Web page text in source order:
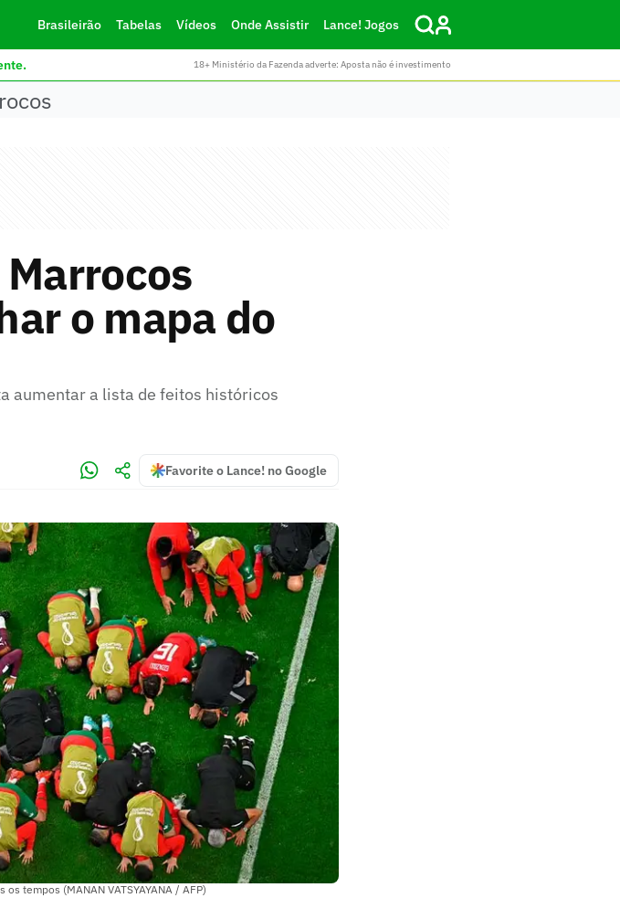
Brasileirão Tabelas Vídeos Onde Assistir Lance! Jogos
18+ Ministério da Fazenda adverte: Aposta não é investimento
o mapa do
aumentar a lista de feitos históricos
Favorite o Lance! no Google
tempos (MANAN VATSYAYANA / AFP)